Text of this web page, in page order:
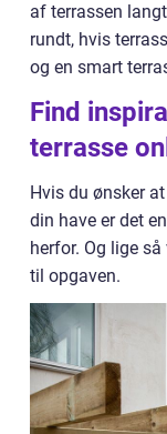
af terrassen
rundt, hvis
og en smart
Find
terrasse
Hvis du ønsker
din have er det
herfor. Og lige
til opgaven.